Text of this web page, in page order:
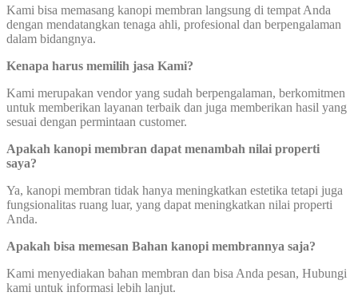
Kami bisa memasang kanopi membran langsung di tempat Anda
dengan mendatangkan tenaga ahli, profesional dan berpengalaman
dalam bidangnya.
Kenapa harus memilih jasa Kami?
Kami merupakan vendor yang sudah berpengalaman, berkomitmen
untuk memberikan layanan terbaik dan juga memberikan hasil yang
sesuai dengan permintaan customer.
Apakah kanopi membran dapat menambah nilai properti
saya?
Ya, kanopi membran tidak hanya meningkatkan estetika tetapi juga
fungsionalitas ruang luar, yang dapat meningkatkan nilai properti
Anda.
Apakah bisa memesan Bahan kanopi membrannya saja?
Kami menyediakan bahan membran dan bisa Anda pesan, Hubungi
kami untuk informasi lebih lanjut.